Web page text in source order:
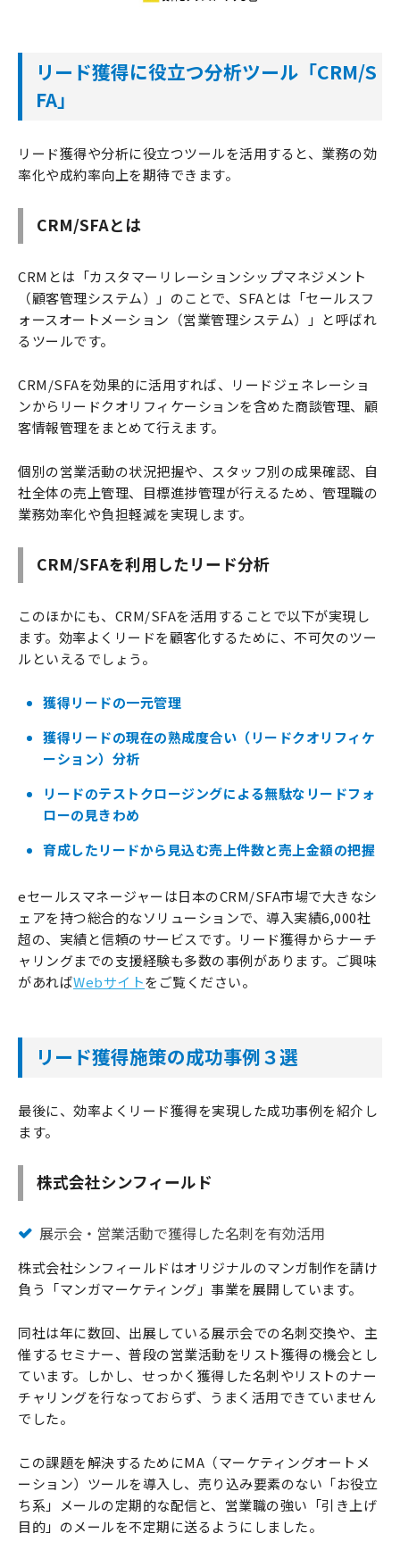
リード獲得に役立つ分析ツール「CRM/S
FA」
リード獲得や分析に役立つツールを活用すると、業務の効
率化や成約率向上を期待できます。
CRM/SFAとは
CRMとは「カスタマーリレーションシップマネジメント
（顧客管理システム）」のことで、SFAとは「セールスフ
ォースオートメーション（営業管理システム）」と呼ばれ
るツールです。
CRM/SFAを効果的に活用すれば、リードジェネレーショ
ンからリードクオリフィケーションを含めた商談管理、顧
客情報管理をまとめて行えます。
個別の営業活動の状況把握や、スタッフ別の成果確認、自
社全体の売上管理、目標進捗管理が行えるため、管理職の
業務効率化や負担軽減を実現します。
CRM/SFAを利用したリード分析
このほかにも、CRM/SFAを活用することで以下が実現し
ます。効率よくリードを顧客化するために、不可欠のツー
ルといえるでしょう。
獲得リードの一元管理
獲得リードの現在の熟成度合い（リードクオリフィケ
ーション）分析
リードのテストクロージングによる無駄なリードフォ
ローの見きわめ
育成したリードから見込む売上件数と売上金額の把握
eセールスマネージャーは日本のCRM/SFA市場で大きなシ
ェアを持つ総合的なソリューションで、導入実績6,000社
超の、実績と信頼のサービスです。リード獲得からナーチ
ャリングまでの支援経験も多数の事例があります。ご興味
があればWebサイトをご覧ください。
リード獲得施策の成功事例３選
最後に、効率よくリード獲得を実現した成功事例を紹介し
ます。
株式会社シンフィールド
展示会・営業活動で獲得した名刺を有効活用
株式会社シンフィールドはオリジナルのマンガ制作を請け
負う「マンガマーケティング」事業を展開しています。
同社は年に数回、出展している展示会での名刺交換や、主
催するセミナー、普段の営業活動をリスト獲得の機会とし
ています。しかし、せっかく獲得した名刺やリストのナー
チャリングを行なっておらず、うまく活用できていません
でした。
この課題を解決するためにMA（マーケティングオートメ
ーション）ツールを導入し、売り込み要素のない「お役立
ち系」メールの定期的な配信と、営業職の強い「引き上げ
目的」のメールを不定期に送るようにしました。